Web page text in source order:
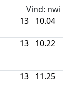
Vind: nwi
13 10.04
13 10.22
13 11.25